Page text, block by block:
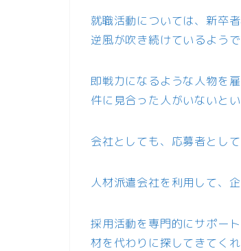
就職活動については、新卒
逆風が吹き続けているようで
即戦力になるような人物を
件に見合った人がいないと
会社としても、応募者とし
人材派遣会社を利用して、
採用活動を専門的にサポー
材を代わりに探してきてくれ